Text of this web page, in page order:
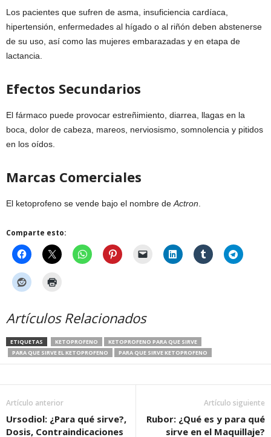
Los pacientes que sufren de asma, insuficiencia cardíaca,
hipertensión, enfermedades al hígado o al riñón deben abstenerse
de su uso, así como las mujeres embarazadas y en etapa de
lactancia.
Efectos Secundarios
El fármaco puede provocar estreñimiento, diarrea, llagas en la
boca, dolor de cabeza, mareos, nerviosismo, somnolencia y pitidos
en los oídos.
Marcas Comerciales
El ketoprofeno se vende bajo el nombre de Actron
Comparte esto:
Artículos Relacionados
ETIQUETAS KETOPROFENO
KETOPROFENO PARA QUE SIRVE
PARA QUE SIRVE EL KETOPROFENO
PARA QUE SIRVE KETOPROFENO
Artículo anterior
Ursodiol: ¿Para qué sirve?,
Dosis, Contraindicaciones
Artículo siguiente
Rubor: ¿Qué es y para qué
sirve en el Maquillaje?